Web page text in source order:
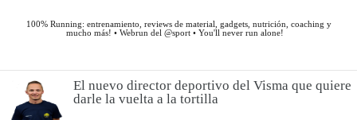
El nuevo director deportivo del Visma que quiere
darle la vuelta a la tortilla